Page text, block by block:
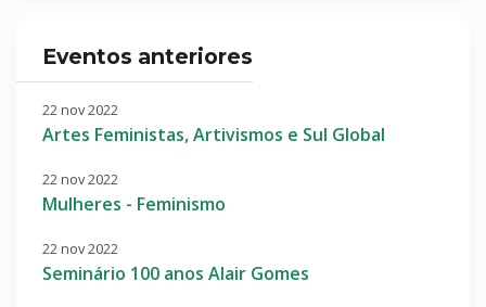
Eventos anteriores
22 nov 2022
Artes Feministas, Artivismos e Sul Global
22 nov 2022
Mulheres - Feminismo
22 nov 2022
Seminário 100 anos Alair Gomes